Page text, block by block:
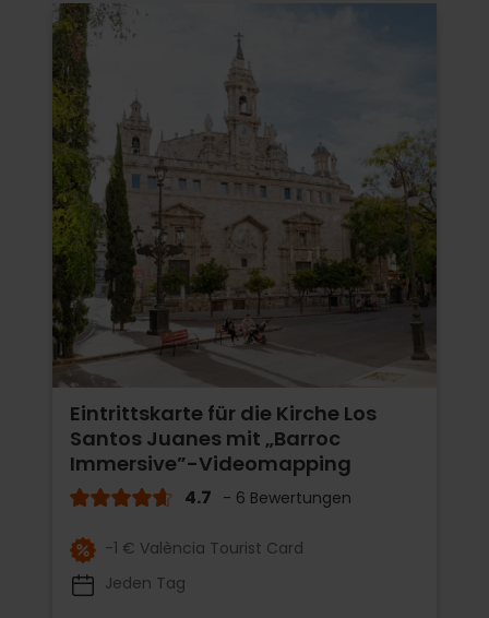
Eintrittskarte für die Kirche Los
Santos Juanes mit „Barroc
Immersive”-Videomapping
4.7 - 6 Bewertungen
-1 € València Tourist Card
Jeden Tag